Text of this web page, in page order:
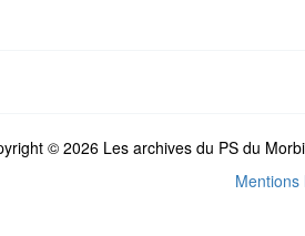
© 2026 Les archives du PS du
Mentions